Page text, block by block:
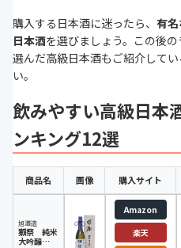
購入する日本酒に迷ったら、 有
日本酒を選びましょう。この後
選んだ高級日本酒もご紹介して
い。
飲みやすい高級日本
ンキング12選
商品名 画像 購入サイト
旭酒造
獺祭 純米
大吟醸
Amazon
楽天